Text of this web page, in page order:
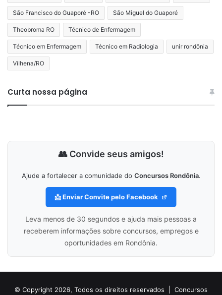
São Francisco do Guaporé -RO São Miguel do Guaporé
Theobroma RO Técnico de Enfermagem
Técnico em Enfermagem Técnico em Radiologia unir rondônia
Vilhena/RO
Curta nossa página
👥 Convide seus amigos!
Ajude a fortalecer a comunidade do Concursos Rondônia.
📩 Enviar Convite pelo Facebook
Leva menos de 30 segundos e ajuda mais pessoas a
receberem informações sobre concursos, empregos e
oportunidades em Rondônia.
© Copyright 2026, Todos os direitos reservados | Concursos